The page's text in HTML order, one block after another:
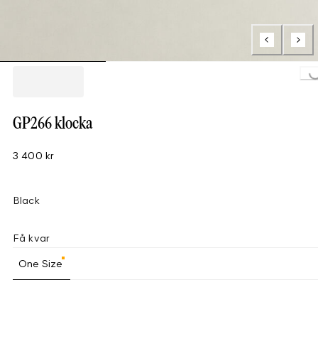
GP266 klocka
3 400 kr
Black
Få kvar
One Size